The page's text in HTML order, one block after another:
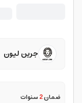
جرين ليون
ضمان2سنوات